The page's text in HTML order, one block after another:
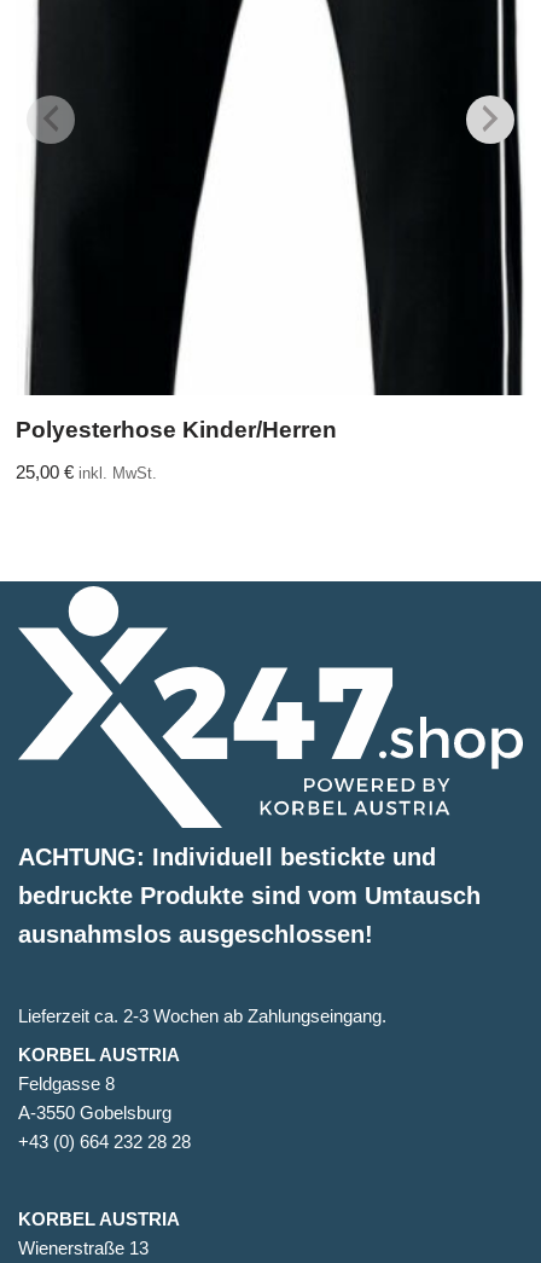
Polyesterhose Kinder/Herren
25,00 € inkl. MwSt.
ACHTUNG: Individuell bestickte und
bedruckte Produkte sind vom Umtausch
ausnahmslos ausgeschlossen!
Lieferzeit ca. 2-3 Wochen ab Zahlungseingang.
KORBEL AUSTRIA
Feldgasse 8
A-3550 Gobelsburg
+43 (0) 664 232 28 28
KORBEL AUSTRIA
Wienerstraße 13